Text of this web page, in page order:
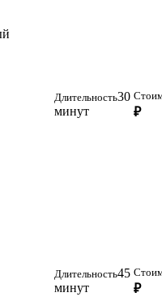
Длительность30
минут
₽
Длительность45
минут
₽